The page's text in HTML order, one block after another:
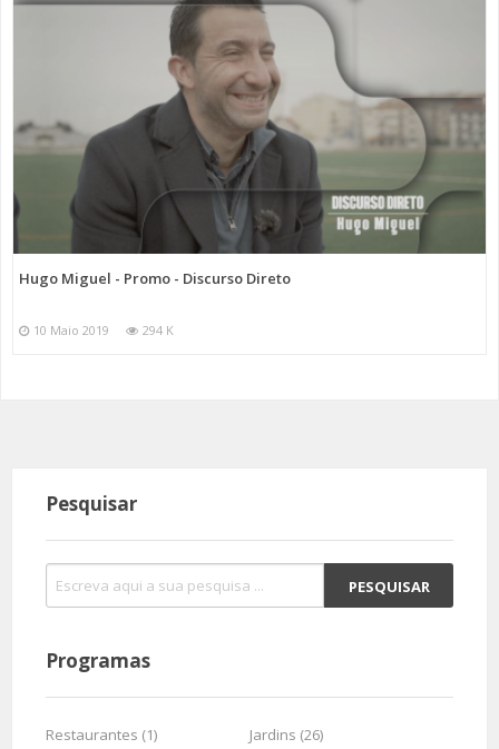
Hugo Miguel - Promo - Discurso Direto
10 Maio 2019 294 K
Pesquisar
Programas
Restaurantes (1)
Jardins (26)